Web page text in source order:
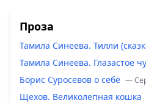
Проза
Тамила Синеева. Тилли
Тамила Синеева. Глазастое
Борис Суросевов о себе —
Щехов. Великолепная кошка